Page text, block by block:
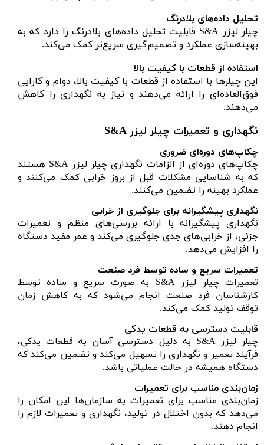
تحلیل داده‌های بلادرنگ
چیلر لیزر S&A قابلیت تحلیل داده‌های بلادرنگ را دارد که به
بهینه‌سازی عملکرد و تصمیم‌گیری سریع‌تر کمک می‌کند.
استفاده از قطعات با کیفیت بالا
این چیلرها با استفاده از قطعات با کیفیت بالا، دوام و کارایی
فوق‌العاده‌ای را ارائه می‌دهند و نیاز به نگهداری را کاهش
می‌دهند.
نگهداری و تعمیرات چیلر لیزر S&A
چکاپ‌های دوره‌ای ضروری
چکاپ‌های دوره‌ای از الزامات نگهداری چیلر لیزر S&A هستند
که به شناسایی مشکلات قبل از بروز خرابی کمک می‌کنند و
عملکرد بهینه را تضمین می‌کنند.
نگهداری پیشگیرانه برای جلوگیری از خرابی
نگهداری پیشگیرانه با ارائه بررسی‌های منظم و تعمیرات
جزئی، از خرابی‌های جدی جلوگیری می‌کند و عمر مفید دستگاه
را افزایش می‌دهد.
تعمیرات سریع و ساده توسط فرد صنعت
تعمیرات چیلر لیزر S&A به صورت سریع و ساده توسط
کارشناسان فرد صنعت انجام می‌شود که به کاهش زمان
توقف تولید کمک می‌کند.
قابلیت دسترسی به قطعات یدکی
چیلر لیزر S&A به دلیل دسترسی آسان به قطعات یدکی،
فرآیند تعمیر و نگهداری را تسهیل می‌کند و تضمین می‌کند که
دستگاه همیشه در حالت عملیاتی باشد.
زمان‌بندی مناسب برای تعمیرات
زمان‌بندی مناسب برای تعمیرات به سازمان‌ها این امکان را
می‌دهد که بدون اختلال در تولید، نگهداری و تعمیرات لازم را
انجام دهند.